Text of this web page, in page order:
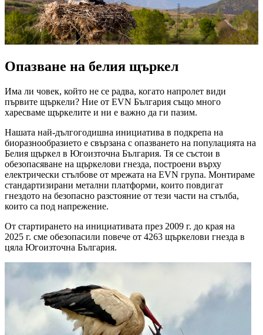
Опазване на белия щъркел
Има ли човек, който не се радва, когато напролет види
първите щъркели? Ние от EVN България също много
харесваме щъркелите и ни е важно да ги пазим.
Нашата най-дългогодишна инициатива в подкрепа на
биоразнообразието е свързана с опазването на популацията на
Белия щъркел в Югоизточна България. Тя се състои в
обезопасяване на щъркелови гнезда, построени върху
електрически стълбове от мрежата на EVN група. Монтираме
стандартизирани метални платформи, които повдигат
гнездото на безопасно разстояние от тези части на стълба,
които са под напрежение.
От стартирането на инициативата през 2009 г. до края на
2025 г. сме обезопасили повече от 4263 щъркелови гнезда в
цяла Югоизточна България.